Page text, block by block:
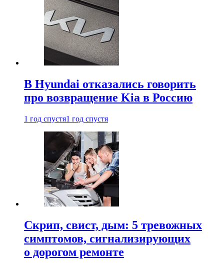
В Hyundai отказались говорить
про возвращение Kia в Россию
1 год спустя1 год спустя
Скрип, свист, дым: 5 тревожных
симптомов, сигнализирующих
о дорогом ремонте